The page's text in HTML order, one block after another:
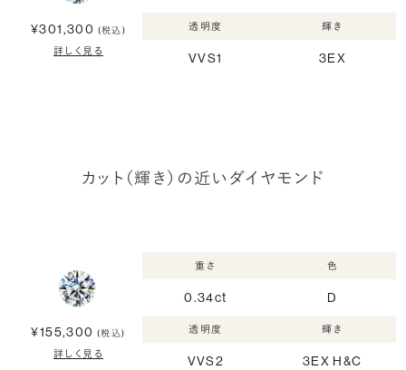
¥301,300 (税込)
詳しく見る
透明度
VVS1
輝き
3EX
カット（輝き）の近いダイヤモンド
¥155,300 (税込)
詳しく見る
重さ
0.34ct
色
D
透明度
VVS2
輝き
3EX H&C